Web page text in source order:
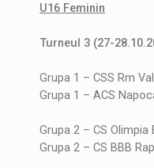
U16 Feminin
Turneul 3 (27-
Grupa 1 – CSS Rm
Grupa 1 – ACS
Grupa 2 – CS
Grupa 2 – CS BBB